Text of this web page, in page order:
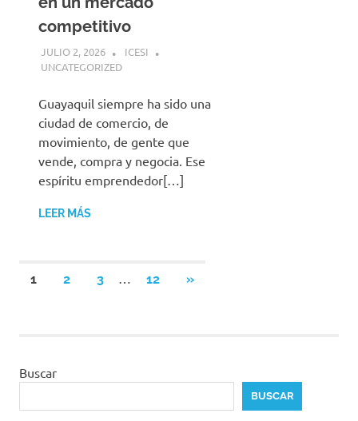
competitivo
JULIO 2, 2026
ICESI
UNCATEGORIZED
Guayaquil siempre ha sido una
ciudad de comercio, de
movimiento, de gente que
vende, compra y negocia. Ese
espíritu emprendedor[…]
LEER MÁS
Paginación
1 2 3 … 12
SIGUIENTES
»
Buscar
BUSCAR